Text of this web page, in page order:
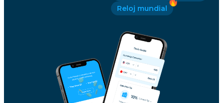
Reloj mundial